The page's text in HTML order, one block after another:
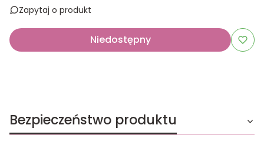
Zapytaj o produkt
Niedostępny
Bezpieczeństwo produktu